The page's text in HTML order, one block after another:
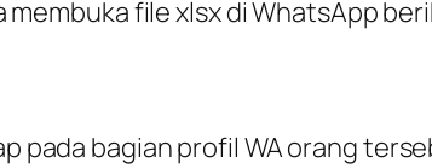
file xlsx di WhatsApp
pada bagian profil WA orang